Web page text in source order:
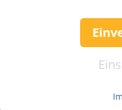
Erleben Sie Natur,
Hüttenresort Mare –